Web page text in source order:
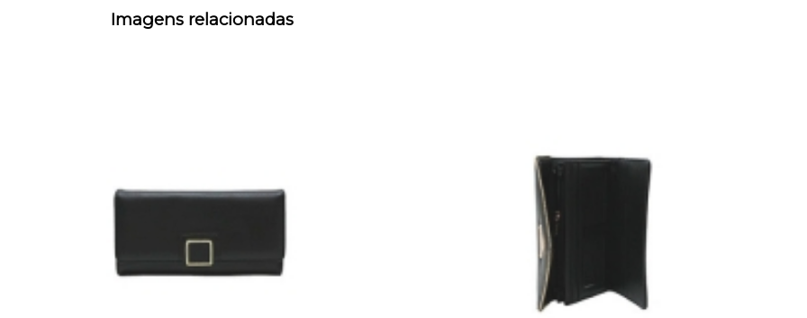
Imagens relacionadas